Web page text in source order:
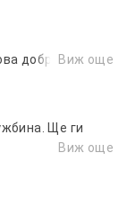
добри.Виж още
Ще ги
Виж още